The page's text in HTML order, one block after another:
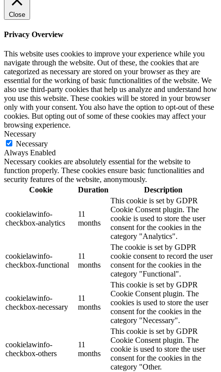
Close
Privacy Overview
This website uses cookies to improve your experience while you
navigate through the website. Out of these, the cookies that are
categorized as necessary are stored on your browser as they are
essential for the working of basic functionalities of the website. We
also use third-party cookies that help us analyze and understand how
you use this website. These cookies will be stored in your browser
only with your consent. You also have the option to opt-out of these
cookies. But opting out of some of these cookies may affect your
browsing experience.
Necessary
Necessary
Always Enabled
Necessary cookies are absolutely essential for the website to
function properly. These cookies ensure basic functionalities and
security features of the website, anonymously.
Cookie
Duration Description
cookielawinfo-
checkbox-analytics
11
months
This cookie is set by GDPR
Cookie Consent plugin. The
cookie is used to store the user
consent for the cookies in the
category "Analytics".
cookielawinfo-
checkbox-functional
11
months
The cookie is set by GDPR
cookie consent to record the user
consent for the cookies in the
category "Functional".
cookielawinfo-
checkbox-necessary
11
months
This cookie is set by GDPR
Cookie Consent plugin. The
cookies is used to store the user
consent for the cookies in the
category "Necessary".
cookielawinfo-
checkbox-others
11
months
This cookie is set by GDPR
Cookie Consent plugin. The
cookie is used to store the user
consent for the cookies in the
category "Other.